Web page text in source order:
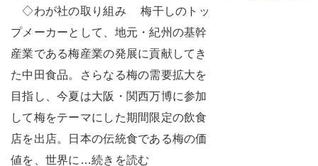
◇わが社の取り組み 梅干しのトッ
プメーカーとして、地元・紀州の基幹
産業である梅産業の発展に貢献してき
た中田食品。さらなる梅の需要拡大を
目指し、今夏は大阪・関西万博に参加
して梅をテーマにした期間限定の飲食
店を出店。日本の伝統食である梅の価
値を、世界に…続きを読む